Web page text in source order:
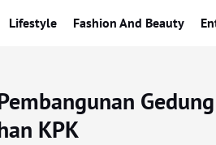
Lifestyle Fashion And Beauty
Gedung
KPK